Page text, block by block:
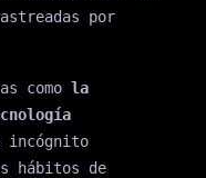
por
como la
incógnito
hábitos de